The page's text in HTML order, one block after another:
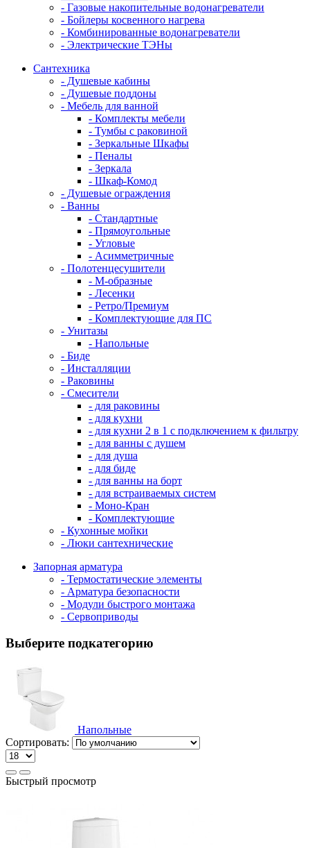
- Газовые накопительные водонагреватели
- Бойлеры косвенного нагрева
- Комбинированные водонагреватели
- Электрические ТЭНы
Сантехника
- Душевые кабины
- Душевые поддоны
- Мебель для ванной
- Комплекты мебели
- Тумбы с раковиной
- Зеркальные Шкафы
- Пеналы
- Зеркала
- Шкаф-Комод
- Душевые ограждения
- Ванны
- Стандартные
- Прямоугольные
- Угловые
- Асимметричные
- Полотенцесушители
- М-образные
- Лесенки
- Ретро/Премиум
- Комплектующие для ПС
- Унитазы
- Напольные
- Биде
- Инсталляции
- Раковины
- Смесители
- для раковины
- для кухни
- для кухни 2 в 1 с подключением к фильтру
- для ванны с душем
- для душа
- для биде
- для ванны на борт
- для встраиваемых систем
- Моно-Кран
- Комплектующие
- Кухонные мойки
- Люки сантехнические
Запорная арматура
- Термостатические элементы
- Арматура безопасности
- Модули быстрого монтажа
- Сервоприводы
Выберите подкатегорию
Напольные
Сортировать:
Быстрый просмотр